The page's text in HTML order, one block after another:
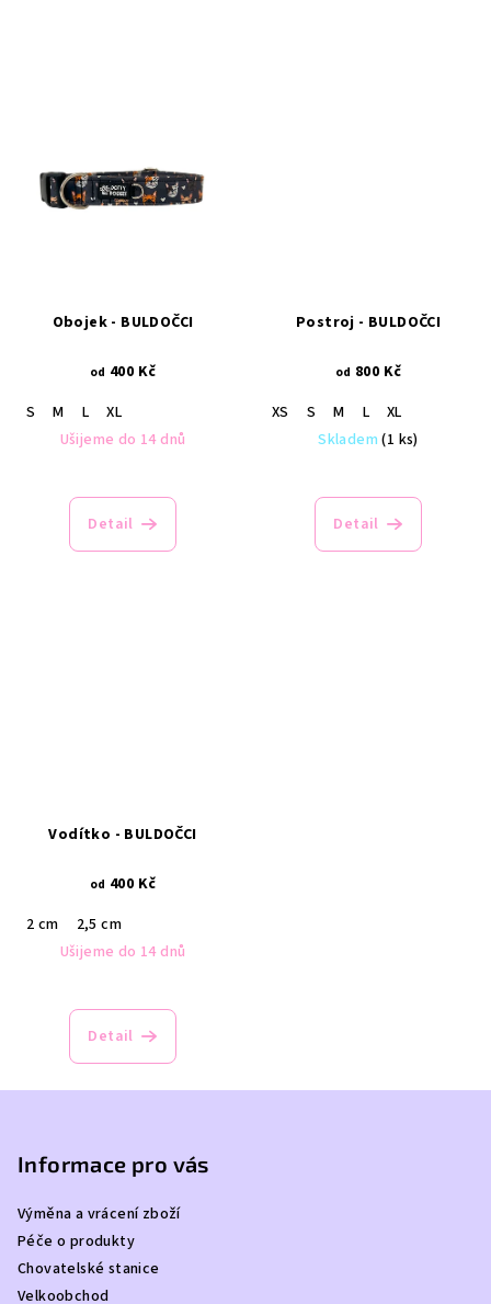
Obojek - BULDOČCI
od 400 Kč
S
M L
XL
Ušijeme do 14 dnů
Detail
Postroj - BULDOČCI
od 800 Kč
XS
S M L
XL
Skladem(1 ks)
Detail
Vodítko - BULDOČCI
od 400 Kč
2 cm
2,5 cm
Ušijeme do 14 dnů
Detail
Informace pro vás
Výměna a vrácení zboží
Péče o produkty
Chovatelské stanice
Velkoobchod